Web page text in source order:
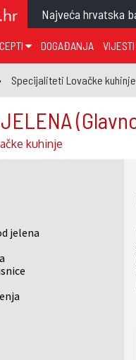
Najveća hrvatska
ŽUPANIJA
ŽUPANIJA
ŽUPANIJA
ŽUPANIJA
ŽUPANIJA
JUHA
GLAVNO JELO
PRILOG
SALATA
DOGAĐANJA VIJESTI
Specijaliteti Lovačke kuhinje
kuhinje
jelena